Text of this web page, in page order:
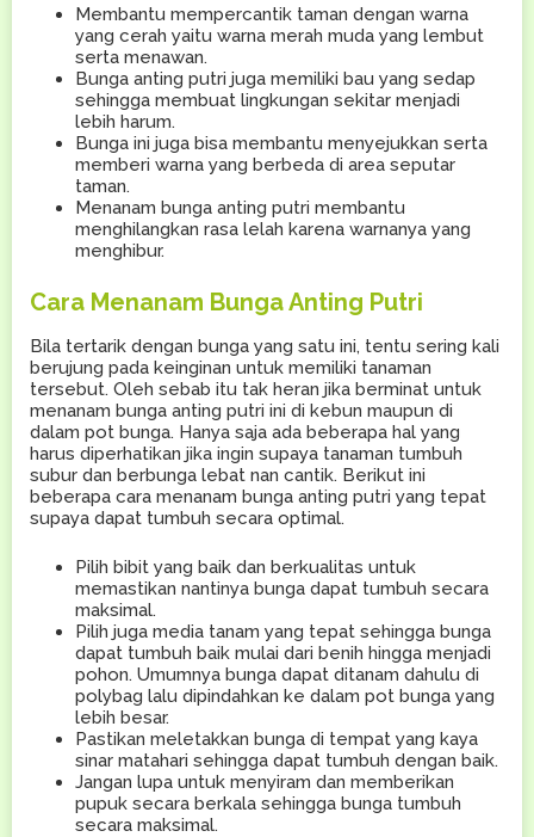
Membantu mempercantik taman dengan warna
yang cerah yaitu warna merah muda yang lembut
serta menawan.
Bunga anting putri juga memiliki bau yang sedap
sehingga membuat lingkungan sekitar menjadi
lebih harum.
Bunga ini juga bisa membantu menyejukkan serta
memberi warna yang berbeda di area seputar
taman.
Menanam bunga anting putri membantu
menghilangkan rasa lelah karena warnanya yang
menghibur.
Cara Menanam Bunga Anting Putri
Bila tertarik dengan bunga yang satu ini, tentu sering kali
berujung pada keinginan untuk memiliki tanaman
tersebut. Oleh sebab itu tak heran jika berminat untuk
menanam bunga anting putri ini di kebun maupun di
dalam pot bunga. Hanya saja ada beberapa hal yang
harus diperhatikan jika ingin supaya tanaman tumbuh
subur dan berbunga lebat nan cantik. Berikut ini
beberapa cara menanam bunga anting putri yang tepat
supaya dapat tumbuh secara optimal.
Pilih bibit yang baik dan berkualitas untuk
memastikan nantinya bunga dapat tumbuh secara
maksimal.
Pilih juga media tanam yang tepat sehingga bunga
dapat tumbuh baik mulai dari benih hingga menjadi
pohon. Umumnya bunga dapat ditanam dahulu di
polybag lalu dipindahkan ke dalam pot bunga yang
lebih besar.
Pastikan meletakkan bunga di tempat yang kaya
sinar matahari sehingga dapat tumbuh dengan baik.
Jangan lupa untuk menyiram dan memberikan
pupuk secara berkala sehingga bunga tumbuh
secara maksimal.